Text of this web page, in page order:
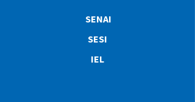
SENAI
SESI
IEL